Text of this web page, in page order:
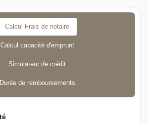
Calcul Frais de notaire
Calcul capacité d'emprunt
Simulateur de crédit
Durée de remboursements